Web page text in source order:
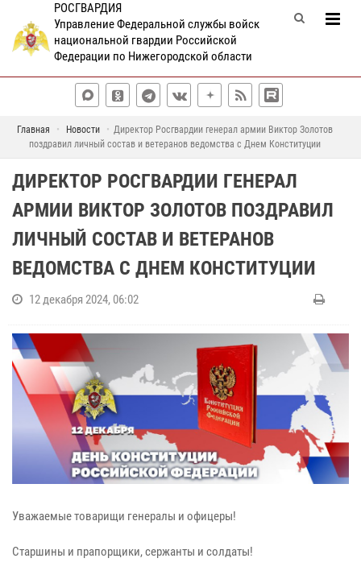
РОСГВАРДИЯ
Управление Федеральной службы войск
национальной гвардии Российской
Федерации по Нижегородской области
Главная Новости
Директор Росгвардии генерал армии Виктор Золотов
поздравил личный состав и ветеранов ведомства с Днем Конституции
ДИРЕКТОР РОСГВАРДИИ ГЕНЕРАЛ
АРМИИ ВИКТОР ЗОЛОТОВ ПОЗДРАВИЛ
ЛИЧНЫЙ СОСТАВ И ВЕТЕРАНОВ
ВЕДОМСТВА С ДНЕМ КОНСТИТУЦИИ
12 декабря 2024, 06:02
Уважаемые товарищи генералы и офицеры!
Старшины и прапорщики, сержанты и солдаты!